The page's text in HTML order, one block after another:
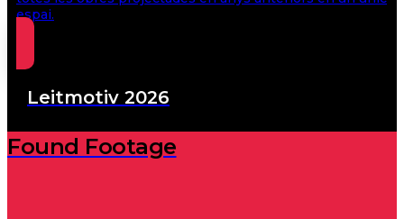
espai.
Leitmotiv 2026
Found Footage